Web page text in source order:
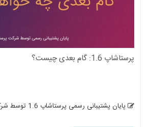
پرستاشاپ 1.6: گام بعدی چیست؟
پایان پشتیبانی رسمی پرستاشاپ 1.6 توسط شرکت...